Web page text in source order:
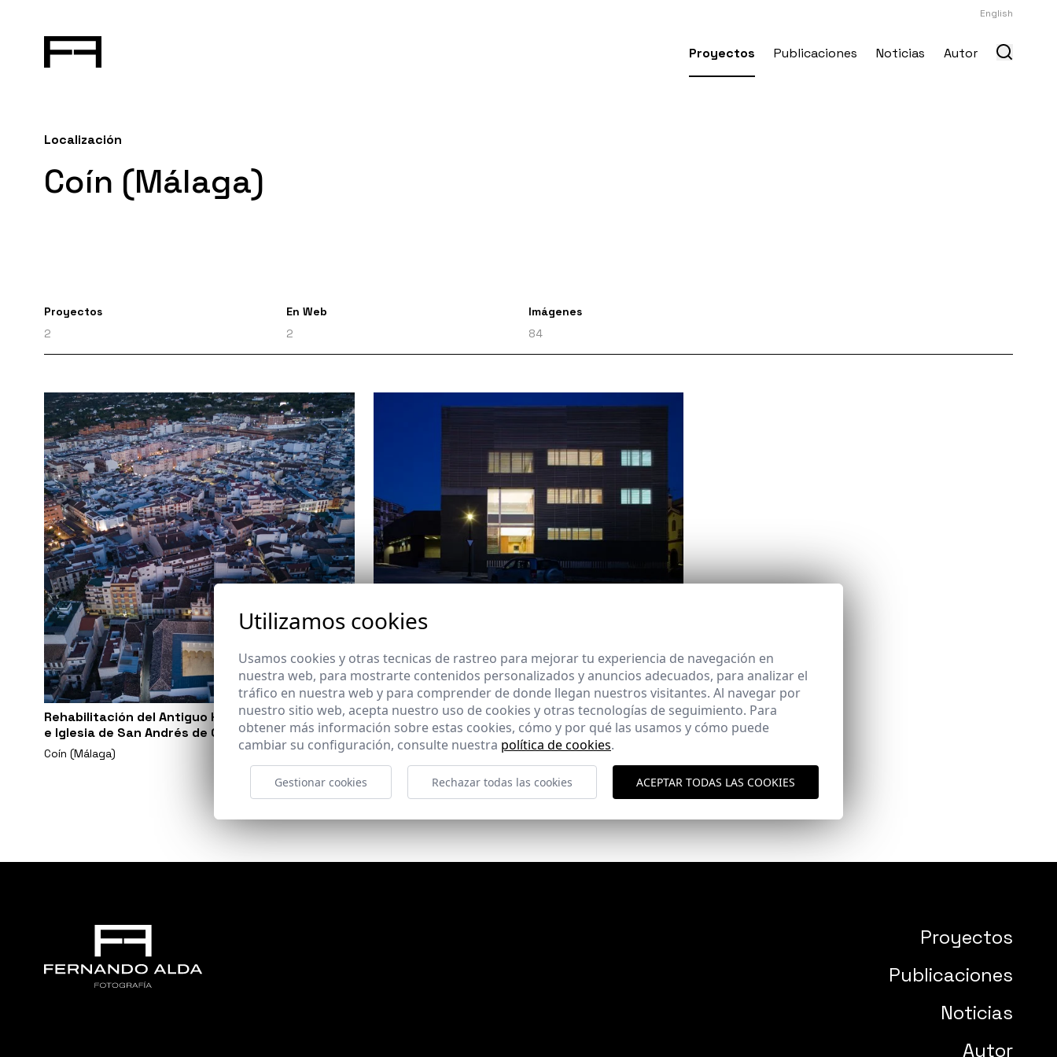
English
Proyectos Publicaciones Noticias Autor
Localización
Coín (Málaga)
Proyectos
2
En Web
2
Imágenes
84
Rehabilitación del Antiguo Hospital de la Caridad
e Iglesia de San Andrés de Coín.
Coín (Málaga)
Juzgados de Coín
Coín (Málaga)
Proyectos
Publicaciones
Noticias
Autor
Utilizamos cookies
Usamos cookies y otras tecnicas de rastreo para mejorar tu experiencia de navegación en
nuestra web, para mostrarte contenidos personalizados y anuncios adecuados, para analizar el
tráfico en nuestra web y para comprender de donde llegan nuestros visitantes. Al navegar por
nuestro sitio web, acepta nuestro uso de cookies y otras tecnologías de seguimiento. Para
obtener más información sobre estas cookies, cómo y por qué las usamos y cómo puede
cambiar su configuración, consulte nuestra política de cookies.
Gestionar cookies Rechazar todas las cookies ACEPTAR TODAS LAS COOKIES